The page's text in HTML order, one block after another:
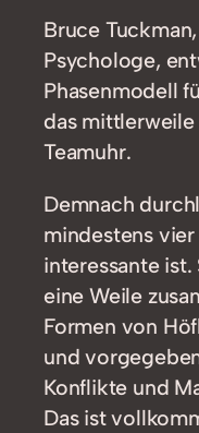
Bruce
Psychologe,
Phasenmodell
das
Teamuhr.
Demnach
mindestens
interessante
eine Weile
Formen von
und
Konflikte und
Das ist